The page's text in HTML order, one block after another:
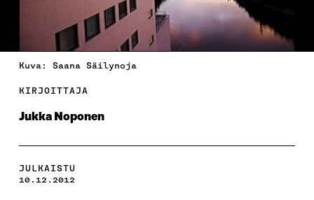
Kuva: Saana Säilynoja
KIRJOITTAJA
Jukka Noponen
JULKAISTU
10.12.2012